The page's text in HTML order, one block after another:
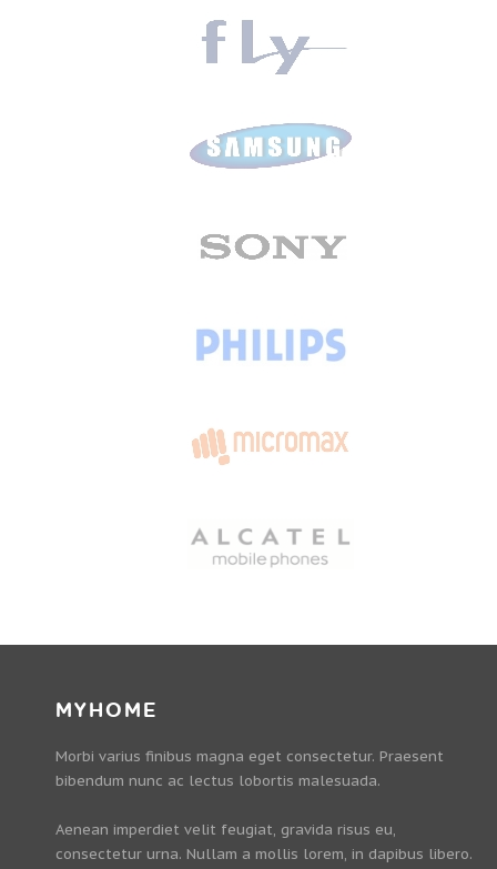
MYHOME
Morbi varius finibus magna eget consectetur. Praesent
bibendum nunc ac lectus lobortis malesuada.
Aenean imperdiet velit feugiat, gravida risus eu,
consectetur urna. Nullam a mollis lorem, in dapibus libero.